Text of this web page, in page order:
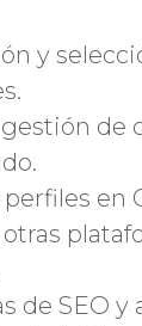
y
de
en
de SEO y